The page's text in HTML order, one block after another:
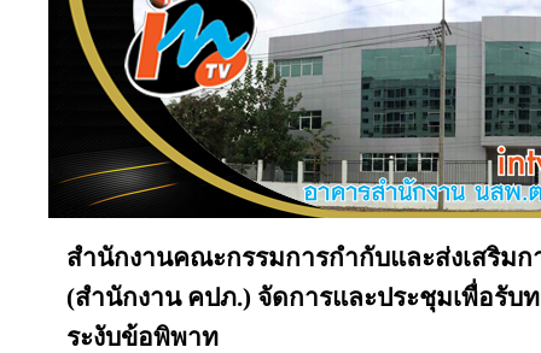
สำนักงานคณะกรรมการกำกับและส่งเสริม
(สำนักงาน คปภ.) จัดการและประชุมเพื่อรับ
ระงับข้อพิพาท